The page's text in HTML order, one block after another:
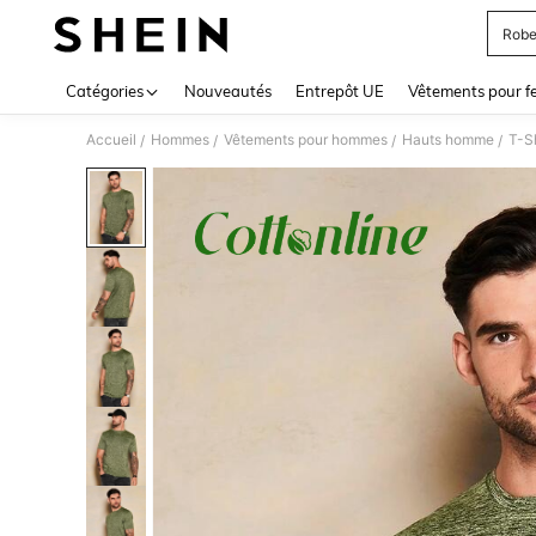
Catégories Nouveautés Entrepôt UE Vêtements pour
Accueil / Hommes / Vêtements pour hommes / Hauts homme / T-